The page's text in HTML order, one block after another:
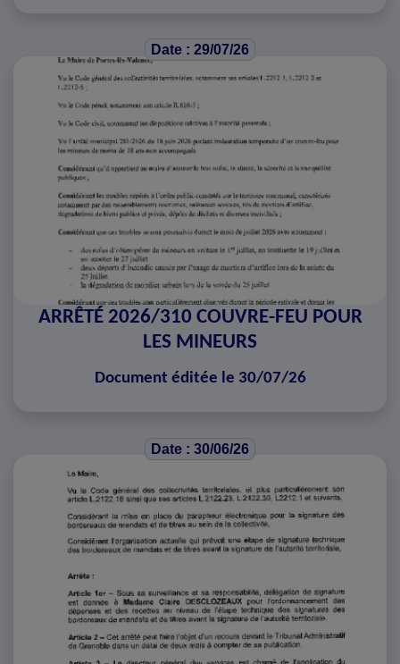
Date : 29/07/26
ARRÊTÉ 2026/310 COUVRE-FEU POUR
LES MINEURS
Document éditée le 30/07/26
Date : 30/06/26